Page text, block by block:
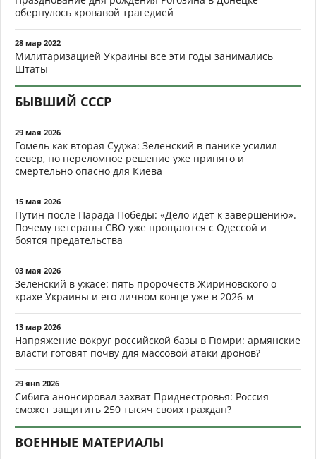
обернулось кровавой трагедией
28 мар 2022
Милитаризацией Украины все эти годы занимались
Штаты
БЫВШИЙ СССР
29 мая 2026
Гомель как вторая Суджа: Зеленский в панике усилил
север, но переломное решение уже принято и
смертельно опасно для Киева
15 мая 2026
Путин после Парада Победы: «Дело идёт к завершению».
Почему ветераны СВО уже прощаются с Одессой и
боятся предательства
03 мая 2026
Зеленский в ужасе: пять пророчеств Жириновского о
крахе Украины и его личном конце уже в 2026-м
13 мар 2026
Напряжение вокруг российской базы в Гюмри: армянские
власти готовят почву для массовой атаки дронов?
29 янв 2026
Сибига анонсировал захват Приднестровья: Россия
сможет защитить 250 тысяч своих граждан?
ВОЕННЫЕ МАТЕРИАЛЫ